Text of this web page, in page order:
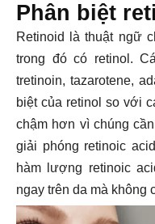
Phân biệt
Retinoid là thuật ngữ
trong đó có retinol.
tretinoin, tazarotene,
biệt của retinol so với
chậm hơn vì chúng
giải phóng retinoic
hàm lượng retinoic
ngay trên da mà không